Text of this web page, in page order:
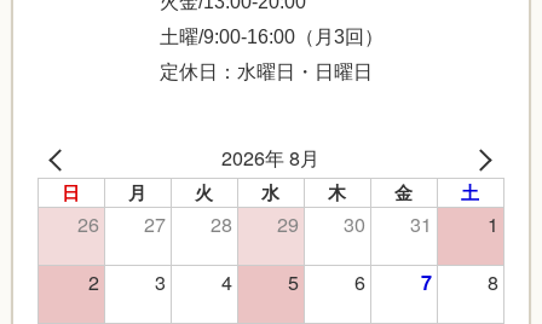
土曜/9:00-16:00（月3回）
定休日：水曜日・日曜日
2026年 8月
日 月 火 水 木 金 土
26 27 28 29 30 31
1
2
3 4 5 6 7
8